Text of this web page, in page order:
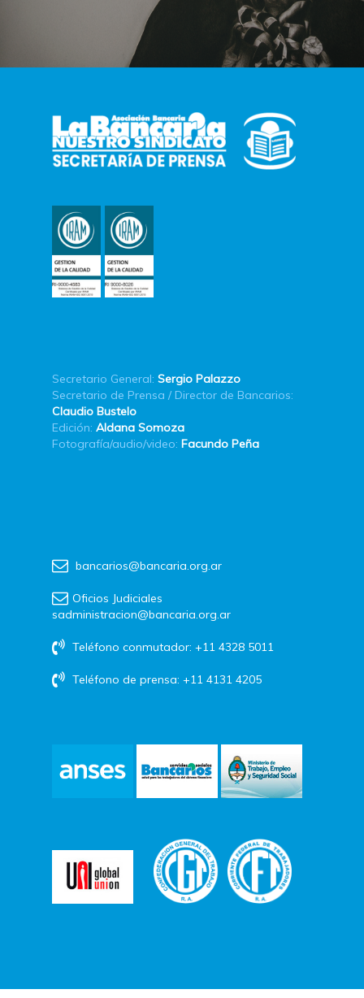
Secretario General: Sergio Palazzo
Secretario de Prensa / Director de Bancarios:
Claudio Bustelo
Edición: Aldana Somoza
Fotografía/audio/video: Facundo Peña
bancarios@bancaria.org.ar
Oficios Judiciales
sadministracion@bancaria.org.ar
Teléfono conmutador: +11 4328 5011
Teléfono de prensa: +11 4131 4205